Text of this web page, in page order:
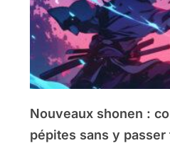
Nouveaux shonen :
pépites sans y